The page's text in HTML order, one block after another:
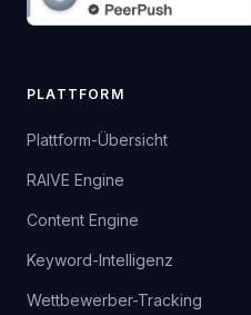
PLATTFORM
Plattform-Übersicht
RAIVE Engine
Content Engine
Keyword-Intelligenz
Wettbewerber-Tracking